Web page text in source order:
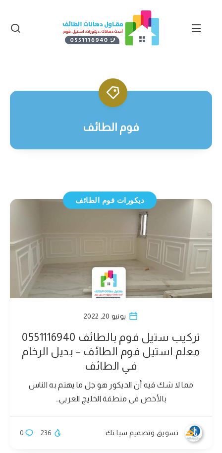
فوم الطائف
ديكورات فوم الطائف
يونيو 20, 2022
تركيب ستيل فوم بالطائف 0551116940
معلم استيل فوم الطائف – بديل الرخام
في الطائف
مما لا شك فيه أن الديكور هو جل ما يهتم به الناس
بالأخص في منطقة الخليج العربي…
تسويق وتصميم سبا تك 0 236